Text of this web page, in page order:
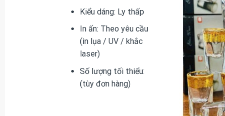
Kiểu dáng: Ly thấp
In ấn: Theo yêu cầu
(in lụa / UV / khắc
laser)
Số lượng tối thiểu:
(tùy đơn hàng)